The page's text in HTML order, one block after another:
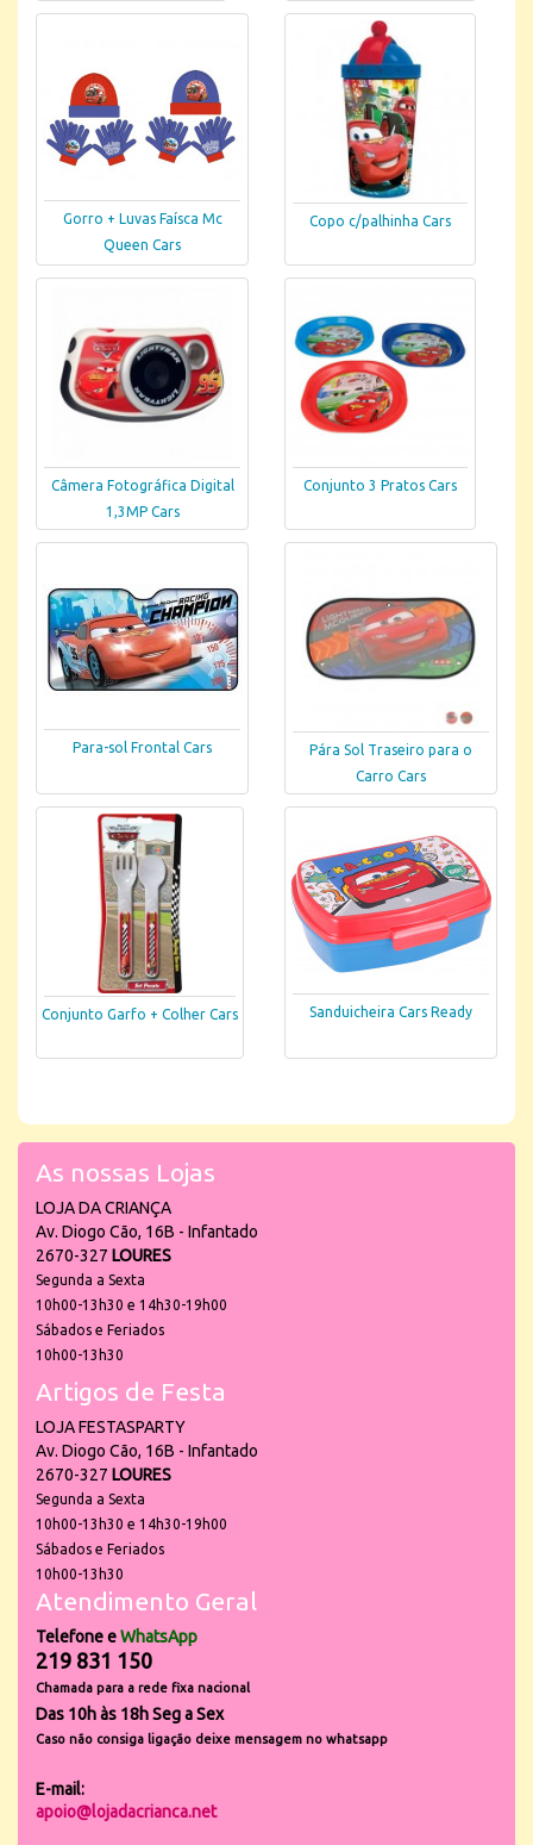
Gorro + Luvas Faísca Mc
Queen Cars
Copo c/palhinha Cars
Câmera Fotográfica Digital
1,3MP Cars
Conjunto 3 Pratos Cars
Para-sol Frontal Cars
Pára Sol Traseiro para o
Carro Cars
Conjunto Garfo + Colher Cars Sanduicheira Cars Ready
As nossas Lojas
LOJA DA CRIANÇA
Av. Diogo Cão, 16B - Infantado
2670-327 LOURES
Segunda a Sexta
10h00-13h30 e 14h30-19h00
Sábados e Feriados
10h00-13h30
Artigos de Festa
LOJA FESTASPARTY
Av. Diogo Cão, 16B - Infantado
2670-327 LOURES
Segunda a Sexta
10h00-13h30 e 14h30-19h00
Sábados e Feriados
10h00-13h30
Atendimento Geral
Telefone eWhatsApp
219 831 150
Chamada para a rede fixa nacional
Das 10h às 18h Seg a Sex
Caso não consiga ligação deixe mensagem no whatsapp
E-mail:
apoio@lojadacrianca.net